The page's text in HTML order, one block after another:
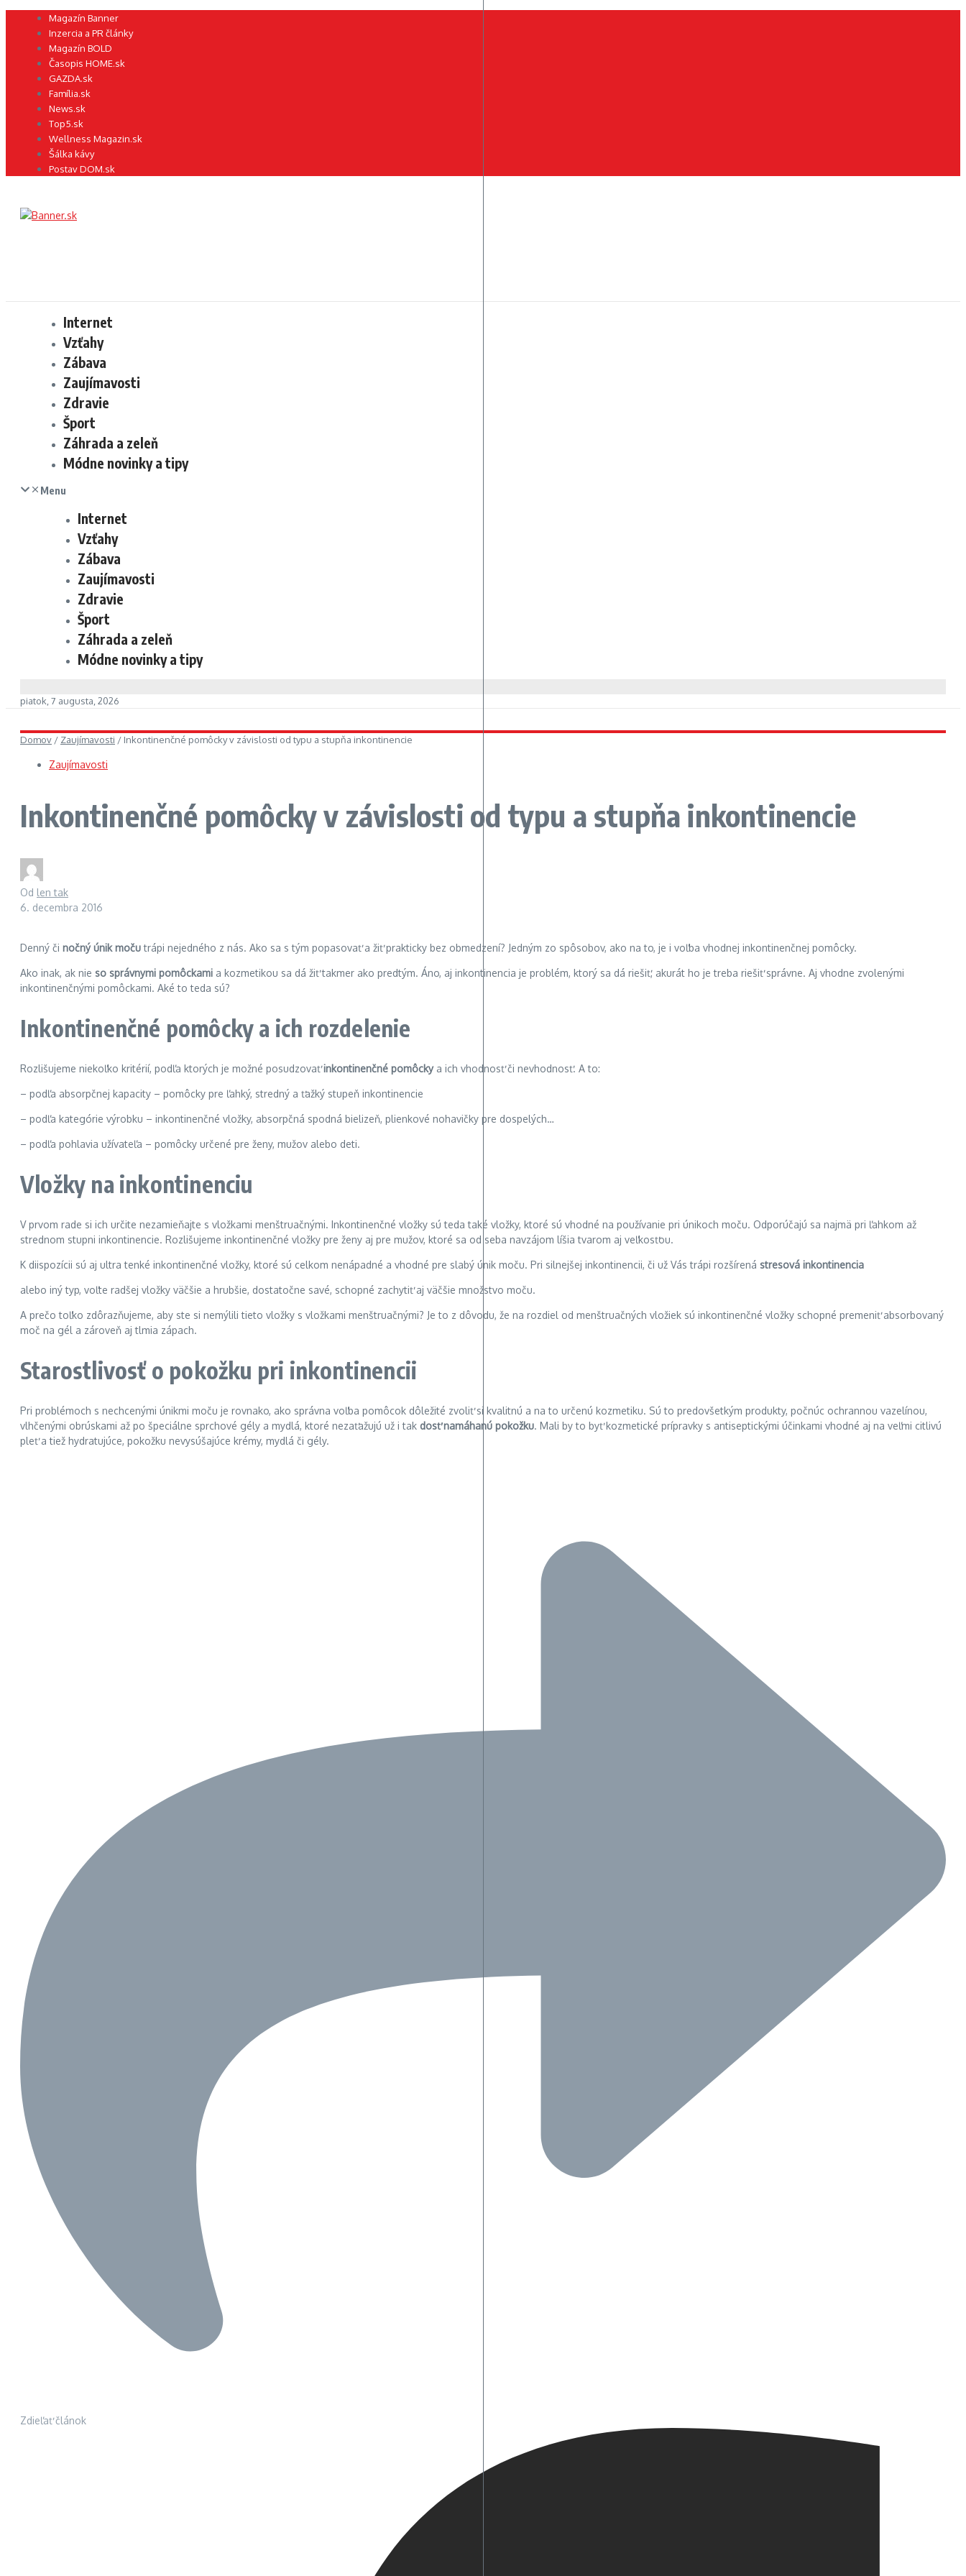
Preskočiť Magazín Banner
Inzercia a PR články
Magazín BOLD
Časopis HOME.sk
GAZDA.sk
Família.sk
News.sk
Top5.sk
Wellness Magazin.sk
Šálka kávy
Postav DOM.sk
Internet
Vzťahy
Zábava
Zaujímavosti
Zdravie
Šport
Záhrada a zeleň
Módne novinky a tipy
Menu
Internet
Vzťahy
Zábava
Zaujímavosti
Zdravie
Šport
Záhrada a zeleň
Módne novinky a tipy
piatok, 7 augusta, 2026
Domov / Zaujímavosti / Inkontinenčné pomôcky v závislosti od typu a stupňa inkontinencie
Zaujímavosti
Inkontinenčné pomôcky v závislosti od typu a stupňa inkontinencie
Od len tak
6. decembra 2016
Denný či nočný únik močutrápi nejedného z nás. Ako sa s tým popasovať a žiť prakticky bez obmedzení? Jedným zo spôsobov, ako na to, je i voľba vhodnej inkontinenčnej pomôcky.
Ako inak, ak nie so správnymi pomôckami a kozmetikou sa dá žiť takmer ako predtým. Áno, aj inkontinencia je problém, ktorý sa dá riešiť, akurát ho je treba riešiť správne. Aj vhodne zvolenými
inkontinenčnými pomôckami. Aké to teda sú?
Inkontinenčné pomôcky a ich rozdelenie
Rozlišujeme niekoľko kritérií, podľa ktorých je možné posudzovaťinkontinenčné pomôckya ich vhodnosť či nevhodnosť. A to:
– podľa absorpčnej kapacity – pomôcky pre ľahký, stredný a ťažký stupeň inkontinencie
– podľa kategórie výrobku – inkontinenčné vložky, absorpčná spodná bielizeň, plienkové nohavičky pre dospelých…
– podľa pohlavia užívateľa – pomôcky určené pre ženy, mužov alebo deti.
Vložky na inkontinenciu
V prvom rade si ich určite nezamieňajte s vložkami menštruačnými. Inkontinenčné vložky sú teda také vložky, ktoré sú vhodné na používanie pri únikoch moču. Odporúčajú sa najmä pri ľahkom až
strednom stupni inkontinencie. Rozlišujeme inkontinenčné vložky pre ženy aj pre mužov, ktoré sa od seba navzájom líšia tvarom aj veľkosťou.
K diispozícii sú aj ultra tenké inkontinenčné vložky, ktoré sú celkom nenápadné a vhodné pre slabý únik moču. Pri silnejšej inkontinencii, či už Vás trápi rozšírená stresová inkontinencia
alebo iný typ, voľte radšej vložky väčšie a hrubšie, dostatočne savé, schopné zachytiť aj väčšie množstvo moču.
A prečo toľko zdôrazňujeme, aby ste si nemýlili tieto vložky s vložkami menštruačnými? Je to z dôvodu, že na rozdiel od menštruačných vložiek sú inkontinenčné vložky schopné premeniť absorbovaný
moč na gél a zároveň aj tlmia zápach.
Starostlivosť o pokožku pri inkontinencii
Pri problémoch s nechcenými únikmi moču je rovnako, ako správna voľba pomôcok dôležité zvoliť si kvalitnú a na to určenú kozmetiku. Sú to predovšetkým produkty, počnúc ochrannou vazelínou,
vlhčenými obrúskami až po špeciálne sprchové gély a mydlá, ktoré nezaťažujú už i tak dosť namáhanú pokožku. Mali by to byť kozmetické prípravky s antiseptickými účinkami vhodné aj na veľmi citlivú
pleť a tiež hydratujúce, pokožku nevysúšajúce krémy, mydlá či gély.
Zdieľať článok